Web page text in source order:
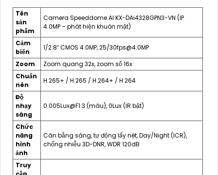
Tên
sản
phẩm
Camera Speeddome AI KX-DAi4328GPN3-VN (IP
4.0MP – phát hiện khuôn mặt)
Cảm
biến
1/2.8″ CMOS 4.0MP, 25/30fps@4.0MP
Zoom
Zoom quang 32x, zoom số 16x
Chuẩn
nén
H.265+ / H.265 / H.264+ / H.264
Độ
nhạy
sáng
0.005Lux@F1.3 (màu), 0Lux (IR bật)
Chức
năng
hình
ảnh
Cân bằng sáng, tự động lấy nét, Day/Night (ICR),
chống nhiễu 3D-DNR, WDR 120dB
Truy